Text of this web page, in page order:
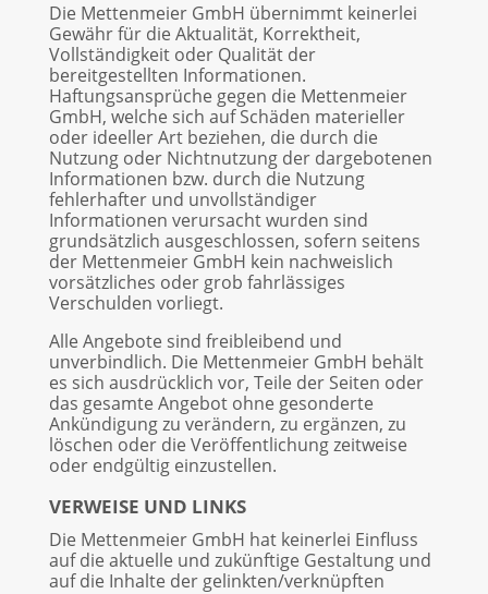
Die Mettenmeier GmbH übernimmt keinerlei
Gewähr für die Aktualität, Korrektheit,
Vollständigkeit oder Qualität der
bereitgestellten Informationen.
Haftungsansprüche gegen die Mettenmeier
GmbH, welche sich auf Schäden materieller
oder ideeller Art beziehen, die durch die
Nutzung oder Nichtnutzung der dargebotenen
Informationen bzw. durch die Nutzung
fehlerhafter und unvollständiger
Informationen verursacht wurden sind
grundsätzlich ausgeschlossen, sofern seitens
der Mettenmeier GmbH kein nachweislich
vorsätzliches oder grob fahrlässiges
Verschulden vorliegt.
Alle Angebote sind freibleibend und
unverbindlich. Die Mettenmeier GmbH behält
es sich ausdrücklich vor, Teile der Seiten oder
das gesamte Angebot ohne gesonderte
Ankündigung zu verändern, zu ergänzen, zu
löschen oder die Veröffentlichung zeitweise
oder endgültig einzustellen.
VERWEISE UND LINKS
Die Mettenmeier GmbH hat keinerlei Einfluss
auf die aktuelle und zukünftige Gestaltung und
auf die Inhalte der gelinkten/verknüpften